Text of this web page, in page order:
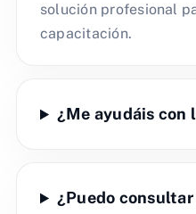
solución profesional
capacitación.
¿Me ayudáis con
¿Puedo